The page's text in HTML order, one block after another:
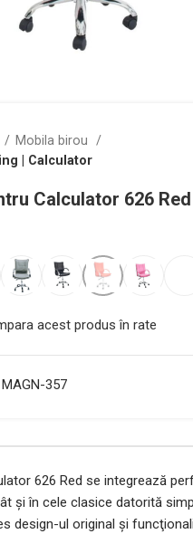
Mobila birou
| Calculator
Calculator 626 Red
acest produs în rate
MAGN-357
626 Red se integrează
şi în cele clasice datorită
design-ul original şi